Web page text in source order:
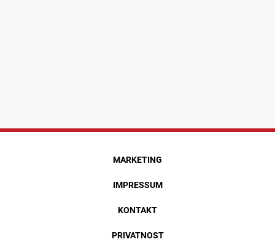
MARKETING
IMPRESSUM
KONTAKT
PRIVATNOST